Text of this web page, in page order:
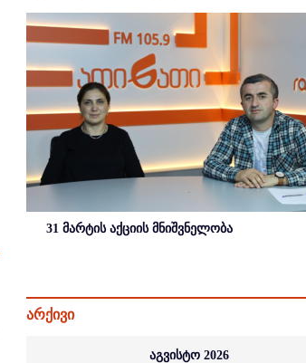
31 მარტის აქციის მნიშვნელობა
არქივი
აგვისტო 2026